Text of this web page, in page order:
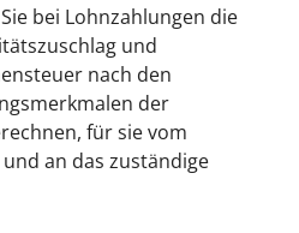
bei Lohnzahlungen die
und
nach den
der
für sie vom
an das zuständige